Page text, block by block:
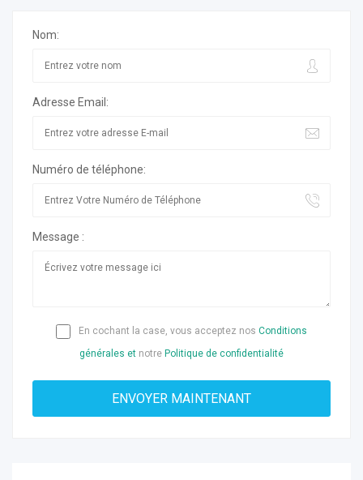
Nom:
Adresse Email:
Numéro de téléphone:
Message :
En cochant la case, vous acceptez nos Conditions
générales et notre Politique de confidentialité